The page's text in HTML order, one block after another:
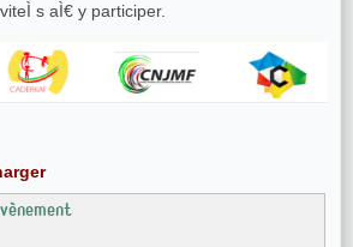
s aÌ€ y participer.